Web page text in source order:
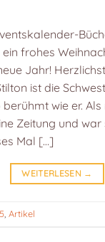
frohes
Jahr!
ist die
wie er.
Zeitung und war
Mal […]
WEITERLESEN →
Artikel